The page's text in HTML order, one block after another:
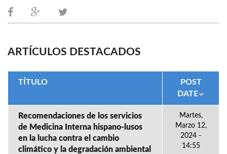
ARTÍCULOS DESTACADOS
TÍTULO
POST
DATE
Recomendaciones de los servicios
de Medicina Interna hispano-lusos
en la lucha contra el cambio
climático y la degradación ambiental
Martes,
Marzo 12,
2024 -
14:55